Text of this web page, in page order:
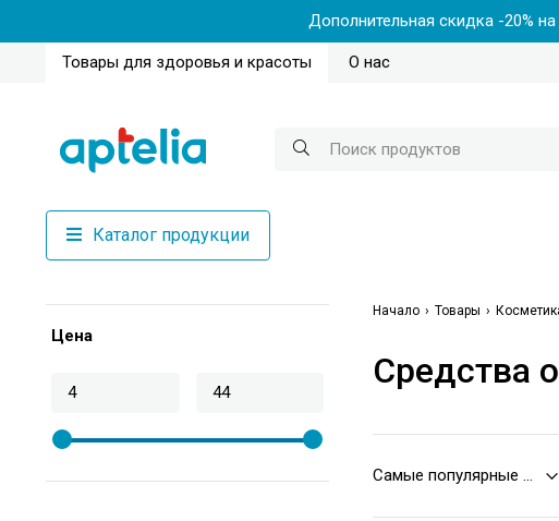
Дополнительная скидка -20%
Товары для здоровья и красоты О нас
Каталог продукции
Цена
Начало Товары
Средства